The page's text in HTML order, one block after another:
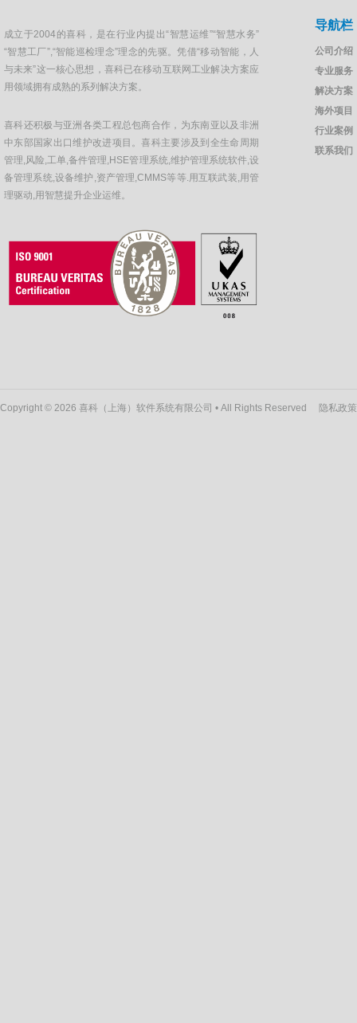
成立于2004的喜科，是在行业内提出“智慧运维”“智慧水务”
“智慧工厂”,“智能巡检理念”理念的先驱。凭借“移动智能，人
与未来”这一核心思想，喜科已在移动互联网工业解决方案应
用领域拥有成熟的系列解决方案。
喜科还积极与亚洲各类工程总包商合作，为东南亚以及非洲
中东部国家出口维护改进项目。喜科主要涉及到全生命周期
管理,风险,工单,备件管理,HSE管理系统,维护管理系统软件,设
备管理系统,设备维护,资产管理,CMMS等等.用互联武装,用管
理驱动,用智慧提升企业运维。
导航栏
公司介绍
专业服务
解决方案
海外项目
行业案例
联系我们
Copyright © 2026 喜科（上海）软件系统有限公司 • All Rights Reserved 隐私政策